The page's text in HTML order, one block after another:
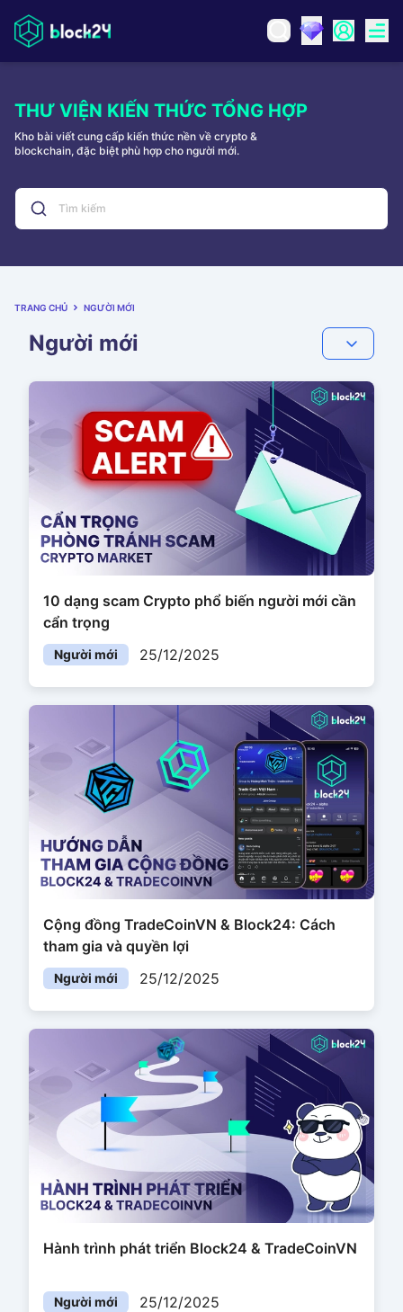
THƯ VIỆN KIẾN THỨC TỔNG HỢP
Kho bài viết cung cấp kiến thức nền về crypto &
blockchain, đặc biệt phù hợp cho người mới.
TRANG CHỦ NGƯỜI MỚI
Người mới
10 dạng scam Crypto phổ biến người mới cần
cẩn trọng
Người mới 25/12/2025
Cộng đồng TradeCoinVN & Block24: Cách
tham gia và quyền lợi
Người mới 25/12/2025
Hành trình phát triển Block24 & TradeCoinVN
Người mới 25/12/2025